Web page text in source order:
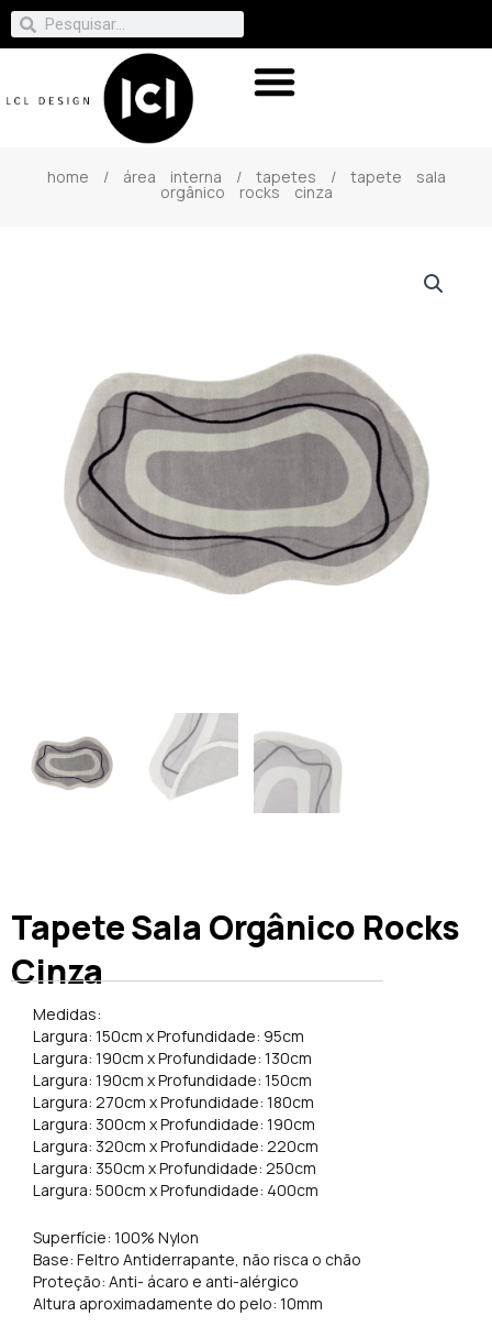
home / área interna / tapetes / tapete sala
orgânico rocks cinza
Tapete Sala Orgânico Rocks
Cinza
Medidas:
Largura: 150cm x Profundidade: 95cm
Largura: 190cm x Profundidade: 130cm
Largura: 190cm x Profundidade: 150cm
Largura: 270cm x Profundidade: 180cm
Largura: 300cm x Profundidade: 190cm
Largura: 320cm x Profundidade: 220cm
Largura: 350cm x Profundidade: 250cm
Largura: 500cm x Profundidade: 400cm
Superfície: 100% Nylon
Base: Feltro Antiderrapante, não risca o chão
Proteção: Anti- ácaro e anti-alérgico
Altura aproximadamente do pelo: 10mm